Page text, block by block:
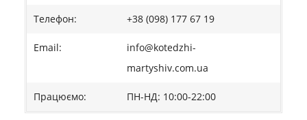
Телефон: +38 (098) 177 67 19
Email:
info@kotedzhi-
martyshiv.com.ua
Працюємо: ПН-НД: 10:00-22:00